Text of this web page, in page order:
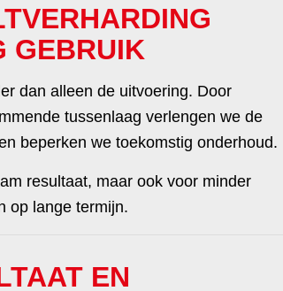
GEBRUIK
dan alleen de uitvoering. Door
tussenlaag verlengen we de
beperken we toekomstig onderhoud.
resultaat, maar ook voor minder
op lange termijn.
EN